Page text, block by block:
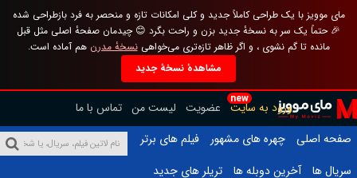
مای موویز با یک طراحی کاملاً جدید و کلی امکانات تازه و منحصر به فرد بازطراحی شده
🎉 حتماً یک سر به نسخهٔ جدید بزن و راحت بگرد 😊 چیدمان صفحهٔ اصلی مثل قبل
مانده تا گم نشوی ، و اگر ظاهر تازه‌تری می‌خواهینسخهٔ مدرن هم آماده است.
مشاهدهٔ نسخهٔ جدید
new
ورود به سایت عضویت لیست من تماس با ما
صفحه اصلی
چهره های مشهور
فیلم های برتر
سریال ها
آخرین دوبله ها تریلر های جدید